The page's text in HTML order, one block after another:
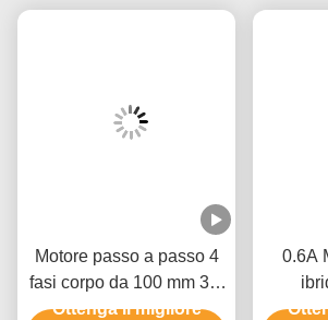
Motore passo a passo 4
fasi corpo da 100 mm 3,0
N.m NEMA 24 per
Ottenga il migliore
0.6A